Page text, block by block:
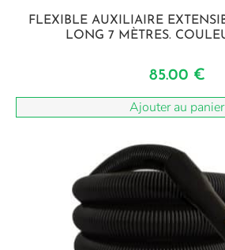
FLEXIBLE AUXILIAIRE
LONG 7 MÈTRES.
85.00 €
Ajouter au panier